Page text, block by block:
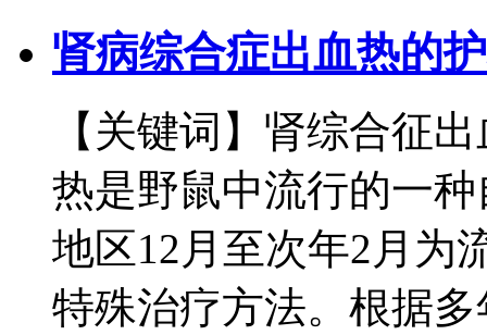
肾病综合症出血热的
【关键词】肾综合征
热是野鼠中流行的一
地区12月至次年2月为
特殊治疗方法。根据